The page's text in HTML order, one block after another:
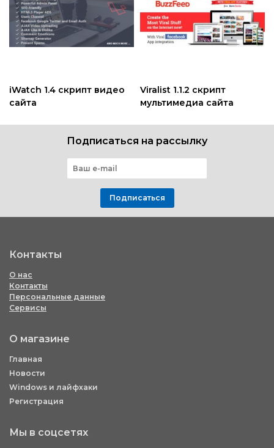
iWatch 1.4 скрипт видео
сайта
Viralist 1.1.2 скрипт
мультимедиа сайта
Подписаться на рассылку
Подписаться
Контакты
О нас
Контакты
Персональные данные
Сервисы
О магазине
Главная
Новости
Windows и лайфхаки
Регистрация
Мы в соцсетях